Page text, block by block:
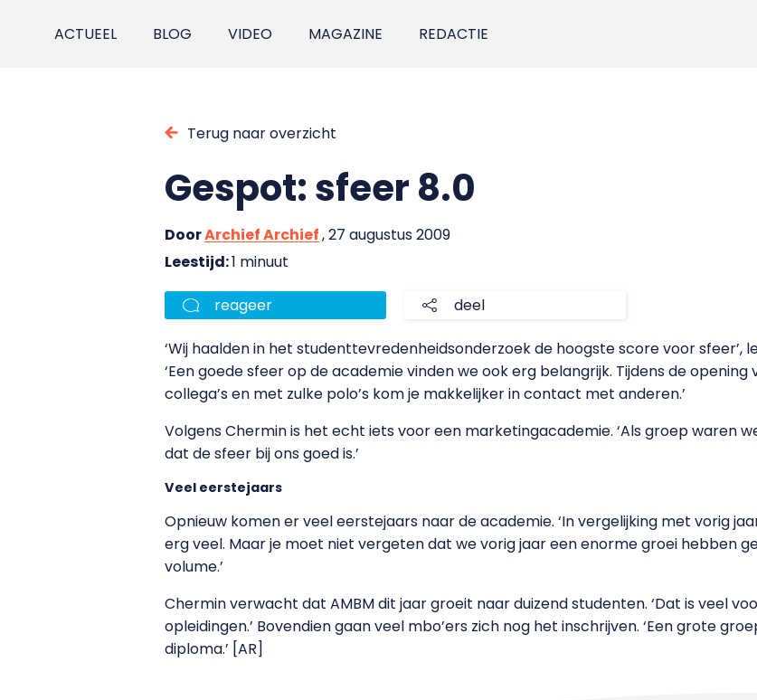
ACTUEEL BLOG VIDEO MAGAZINE REDACTIE
Terug naar overzicht
Gespot: sfeer 8.0
DoorArchief Archief, 27 augustus 2009
Leestijd:1 minuut
reageer deel
‘Wij haalden in het studenttevredenheidsonderzoek de hoogste score voor sfeer’,
‘Een goede sfeer op de academie vinden we ook erg belangrijk. Tijdens de
collega’s en met zulke polo’s kom je makkelijker in contact met anderen.’
Volgens Chermin is het echt iets voor een marketingacademie. ‘Als groep waren
dat de sfeer bij ons goed is.’
Veel eerstejaars
Opnieuw komen er veel eerstejaars naar de academie. ‘In vergelijking met vorig
erg veel. Maar je moet niet vergeten dat we vorig jaar een enorme groei hebben
volume.’
Chermin verwacht dat AMBM dit jaar groeit naar duizend studenten. ‘Dat is veel
opleidingen.’ Bovendien gaan veel mbo’ers zich nog het inschrijven. ‘Een grote
diploma.’ [AR]